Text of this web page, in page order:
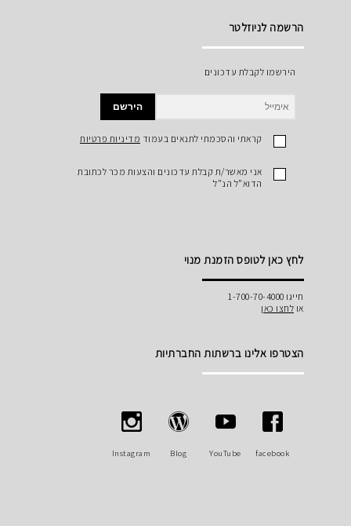
הרשמה לניוזלטר
הירשמו לקבלת עדכונים
הירשם
קראתי והסכמתי לתנאים בעמוד מדיניות פרטיות
אני מאשר/ת קבלת עדכונים והצעות מכר לכתובת
הדוא"ל הנ"ל
לחץ כאן לטופס הזמנת מנוי
חייגו 1-700-70-4000
או לחצו כאן
הצטרפו אלינו ברשתות החברתיות
facebook
YouTube
Blog
Instagram